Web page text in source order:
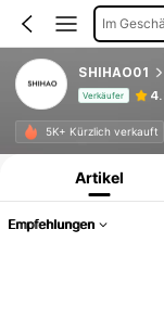
Im
SHIHAO01
Verkäufer
5K+ Kürzlich verkauft
Produktinformation:
Artikel
Empfehlungen